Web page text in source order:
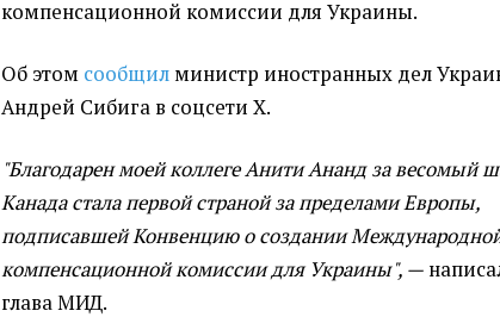
компенсационной комиссии для Украины.
Об этом сообщил министр иностранных дел
Андрей Сибига в соцсети Х.
"Благодарен моей коллеге Анити Ананд за весомый
Канада стала первой страной за пределами Европы,
подписавшей Конвенцию о создании
компенсационной комиссии для Украины", —
глава МИД.